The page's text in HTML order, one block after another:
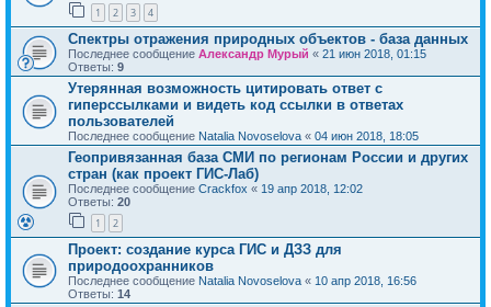
1 2 3 4
Спектры отражения природных объектов - база данных
Последнее сообщение Александр Мурый « 21 июн 2018, 01:15
Ответы: 9
Утерянная возможность цитировать ответ с
гиперссылками и видеть код ссылки в ответах
пользователей
Последнее сообщение Natalia Novoselova « 04 июн 2018, 18:05
Геопривязанная база СМИ по регионам России и других
стран (как проект ГИС-Лаб)
Последнее сообщение Crackfox « 19 апр 2018, 12:02
Ответы: 20
1 2
Проект: создание курса ГИС и ДЗЗ для
природоохранников
Последнее сообщение Natalia Novoselova « 10 апр 2018, 16:56
Ответы: 14